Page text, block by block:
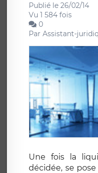
Publié le 26/02/14
Vu 1 584 fois
0
Par Assistant-
Une fois la
décidée, se